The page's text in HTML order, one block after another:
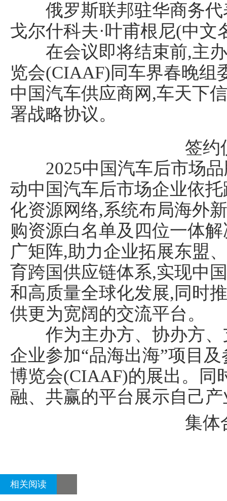
俄罗斯联邦驻华商务代
戈尔什科夫·叶甫根尼(中文
在会议即将结束前,主办
览会(CIAAF)同车界春晚组
中国汽车供应商网,车天下
署战略协议。
签约
2025中国汽车后市场品
动中国汽车后市场企业依
化资源网络,系统布局海外
购资源白名单及四位一体
广矩阵,助力企业拓展东盟
育跨国供应链体系,实现中
和高质量全球化发展,同时
供更为宽阔的交流平台。
作为主办方、协办方、
企业参加“品海出海”项目
博览会(CIAAF)的展出。同
融、共赢的平台展示自己
集体
相关阅读